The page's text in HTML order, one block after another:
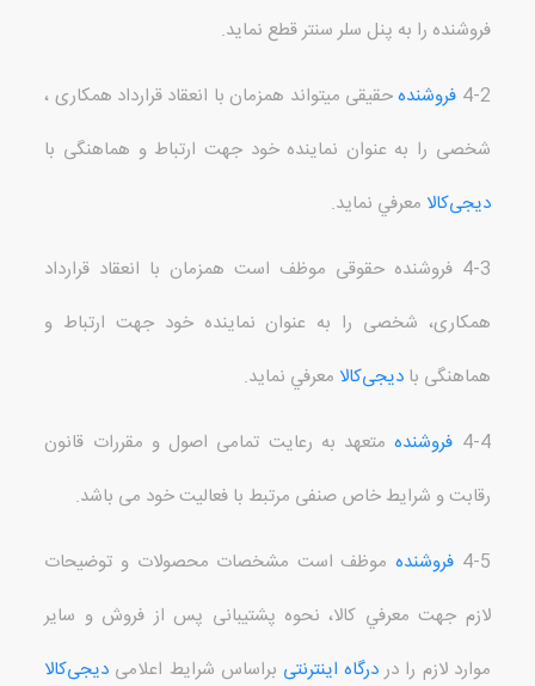
فروشنده را به پنل سلر سنتر قطع نماید.
4-2 فروشندهحقیقی میتواند همزمان با انعقاد قرارداد همکاری ،
شخصی را به عنوان نماینده خود جهت ارتباط و هماهنگی با
دیجی‌کالا معرفي نمايد.
4-3 فروشنده حقوقی
موظف است همزمان با انعقاد قرارداد
همکاری، شخصی را به عنوان نماینده خود جهت ارتباط و
هماهنگی بادیجی‌کالا معرفي نمايد.
4-4 فروشندهمتعهد به رعایت تمامی اصول و مقررات قانون
رقابت و شرایط خاص صنفی مرتبط با فعالیت خود می باشد.
4-5 فروشندهموظف است مشخصات محصولات و توضیحات
لازم جهت معرفي کالا، نحوه پشتیبانی پس از فروش و سایر
موارد لازم را دردرگاه اینترنتی براساس شرایط اعلامی دیجی‌کالا